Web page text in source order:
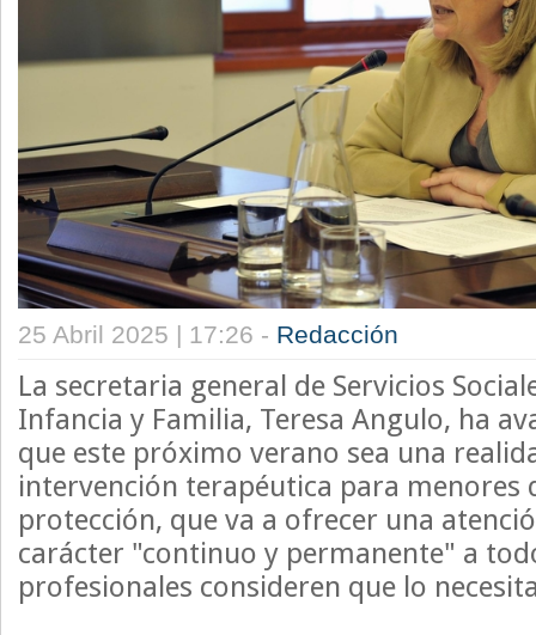
25 Abril 2025 | 17:26 - Redacción
La secretaria general de Servicios
Infancia y Familia, Teresa Angulo, ha
que este próximo verano sea una
intervención terapéutica para menores
protección, que va a ofrecer una
carácter "continuo y permanente" a
profesionales consideren que lo